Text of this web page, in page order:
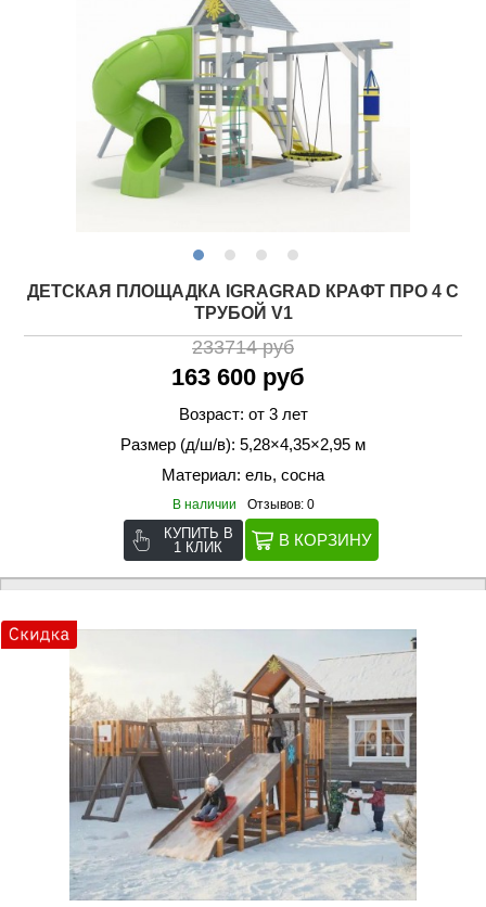
ДЕТСКАЯ ПЛОЩАДКА IGRAGRAD КРАФТ ПРО 4 С
ТРУБОЙ V1
233714 руб
163 600 руб
Возраст: от 3 лет
Размер (д/ш/в): 5,28×4,35×2,95 м
Материал: ель, сосна
В наличии Отзывов: 0
КУПИТЬ В
1 КЛИК